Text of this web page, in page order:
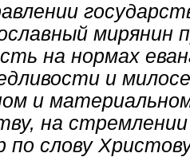
мирянин
на нормах
и
и
на
слову